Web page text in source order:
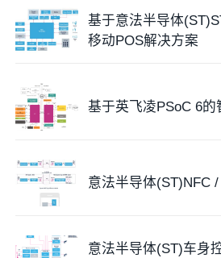
基于意法半导体
移动POS解决方案
基于英飞凌PSoC 6
意法半导体(ST)NFC
意法半导体(ST)车身